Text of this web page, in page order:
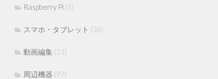
Raspberry Pi (5)
スマホ・タブレット (36)
動画編集 (31)
周辺機器 (97)